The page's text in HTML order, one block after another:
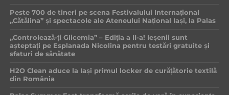
Peste 700 de tineri pe scena Festivalului Internațional
„Cătălina” și spectacole ale Ateneului Național Iași, la Palas
„Controlează-ți Glicemia” – Ediția a II-a! Ieșenii sunt
așteptați pe Esplanada Nicolina pentru testări gratuite și
sfaturi de sănătate
H2O Clean aduce la Iași primul locker de curățătorie textilă
din România